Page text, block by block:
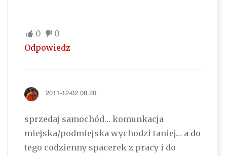
0
0
Odpowiedz
2011-12-02 08:20
sprzedaj samochód… komunkacja
miejska/podmiejska wychodzi taniej… a do
tego codzienny spacerek z pracy i do